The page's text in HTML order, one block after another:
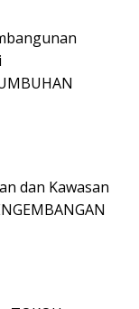
dan Kawasan